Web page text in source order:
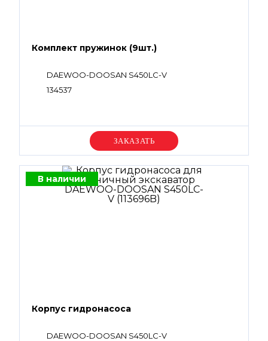
Комплект пружинок (9шт.)
DAEWOO-DOOSAN S450LC-V
134537
Уточняйте цену
В наличии
Корпус гидронасоса
DAEWOO-DOOSAN S450LC-V